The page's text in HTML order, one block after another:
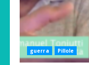
guerra Pillole